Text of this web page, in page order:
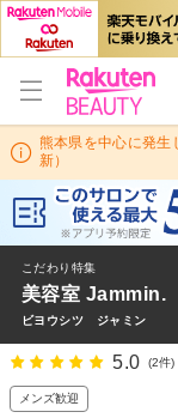
熊本県を中心に発
新）
こだわり特集
美容室 Jammin.
ビヨウシツ ジャミン
5.0 (2件)
メンズ歓迎